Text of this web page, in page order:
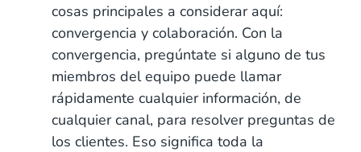
cosas principales a considerar aquí:
convergencia y colaboración. Con la
convergencia, pregúntate si alguno de tus
miembros del equipo puede llamar
rápidamente cualquier información, de
cualquier canal, para resolver preguntas de
los clientes. Eso significa toda la